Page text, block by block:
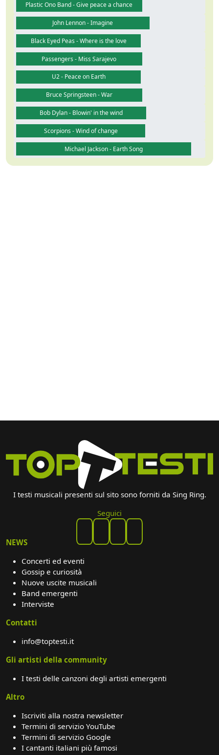
Plastic Ono Band - Give peace a chance
John Lennon - Imagine
Black Eyed Peas - Where is the love
Passengers - Miss Sarajevo
U2 - Peace on Earth
Bruce Springsteen - War
Bob Dylan - Blowin' in the wind
Scorpions - Wind of change
Michael Jackson - Earth Song
I testi musicali presenti sul sito sono forniti da Sing Ring.
Seguici
NEWS
Concerti ed eventi
Gossip e curiosità
Nuove uscite musicali
Band emergenti
Interviste
Contatti
info@toptesti.it
Gli artisti della community
I testi delle canzoni degli artisti emergenti
Altro
Iscriviti alla nostra newsletter
Termini di servizio YouTube
Termini di servizio Google
I cantanti italiani più famosi